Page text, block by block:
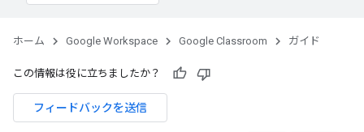
ホーム Google Workspace Google Classroom ガイド
この情報は役に立ちましたか？
フィードバックを送信